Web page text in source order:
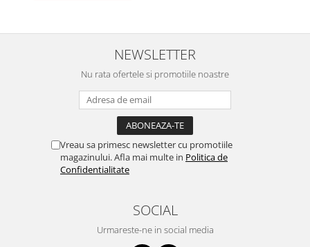
NEWSLETTER
Nu rata ofertele si promotiile noastre
Vreau sa primesc newsletter cu promotiile
magazinului. Afla mai multe in Politica de
Confidentialitate
SOCIAL
Urmareste-ne in social media